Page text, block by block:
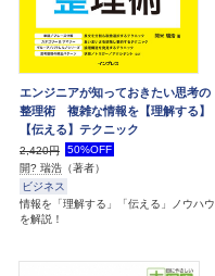
エンジニアが知っておきたい思考の
整理術 複雑な情報を【理解する】
【伝える】テクニック
2,420円
50%OFF
開? 瑞浩 （著者）
ビジネス
情報を「理解する」「伝える」ノウハウ
を解説！